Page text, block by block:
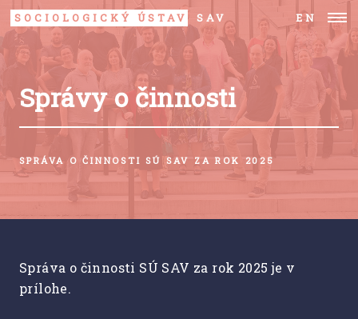
SOCIOLOGICKÝ ÚSTAV SAV EN
Správy o činnosti
SPRÁVA O ČINNOSTI SÚ SAV ZA ROK 2025
Správa o činnosti SÚ SAV za rok 2025 je v
prílohe.